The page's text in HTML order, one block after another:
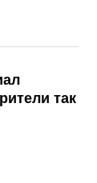
так